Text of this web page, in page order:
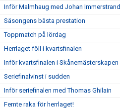
Inför Malmhaug med Johan Immerstrand
Säsongens bästa prestation
Toppmatch på lördag
Herrlaget föll i kvartsfinalen
Inför kvartsfinalen i Skånemästerskapen
Seriefinalvinst i sudden
Inför seriefinalen med Thomas Ghilain
Femte raka för herrlaget!